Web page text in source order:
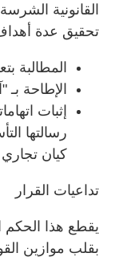
القانونية
تحقيق عدة
المطالبة
الإطاحة
إثبات
رسالتها
كيان
تداعيات القرار
يقطع هذا الحكم
بقلب موازين